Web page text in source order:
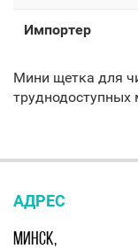
Импортер
Мини щетка для
труднодоступных
АДРЕС
МИНСК,